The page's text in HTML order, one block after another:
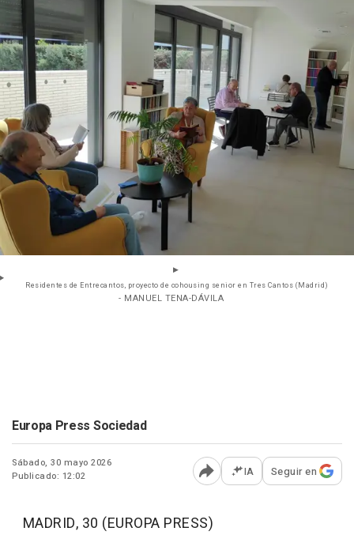
Residentes de Entrecantos, proyecto de cohousing senior en Tres Cantos (Madrid)
- MANUEL TENA-DÁVILA
Europa Press Sociedad
Sábado, 30 mayo 2026
Publicado: 12:02
Abrir opciones para
IA Seguir en
MADRID, 30 (EUROPA PRESS)